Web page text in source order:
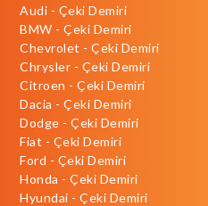
Audi - Çeki Demiri
BMW - Çeki Demiri
Chevrolet - Çeki Demiri
Chrysler - Çeki Demiri
Citroen - Çeki Demiri
Dacia - Çeki Demiri
Dodge - Çeki Demiri
Fiat - Çeki Demiri
Ford - Çeki Demiri
Honda - Çeki Demiri
Hyundai - Çeki Demiri